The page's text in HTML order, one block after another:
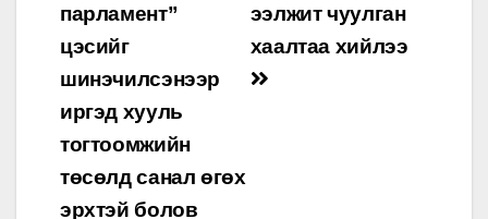
ээлжит чуулган
хаалтаа хийлээ
парламент”
цэсийг
шинэчилсэнээр
иргэд хууль
тогтоомжийн
төсөлд санал өгөх
эрхтэй болов